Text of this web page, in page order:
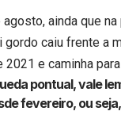
ainda que
gordo caiu frente a
2021 e caminha
pontual, vale
fevereiro, ou